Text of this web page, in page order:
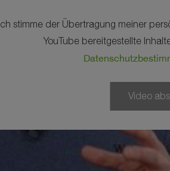
Ich stimme der Übertragung meiner
YouTube bereitgestellte
Video